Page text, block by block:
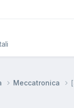
Meccatronica